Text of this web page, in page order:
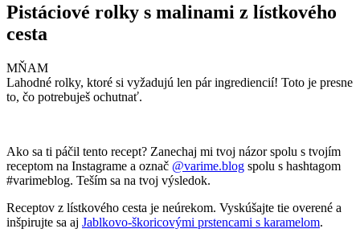
Pistáciové rolky s malinami z lístkového
cesta
MŇAM
Lahodné rolky, ktoré si vyžadujú len pár ingrediencií! Toto je presne
to, čo potrebuješ ochutnať.
Ako sa ti páčil tento recept? Zanechaj mi tvoj názor spolu s tvojím
receptom na Instagrame a označ @varime.blog spolu s hashtagom
#varimeblog. Teším sa na tvoj výsledok.
Receptov z lístkového cesta je neúrekom. Vyskúšajte tie overené a
inšpirujte sa aj Jablkovo-škoricovými prstencami s karamelom.